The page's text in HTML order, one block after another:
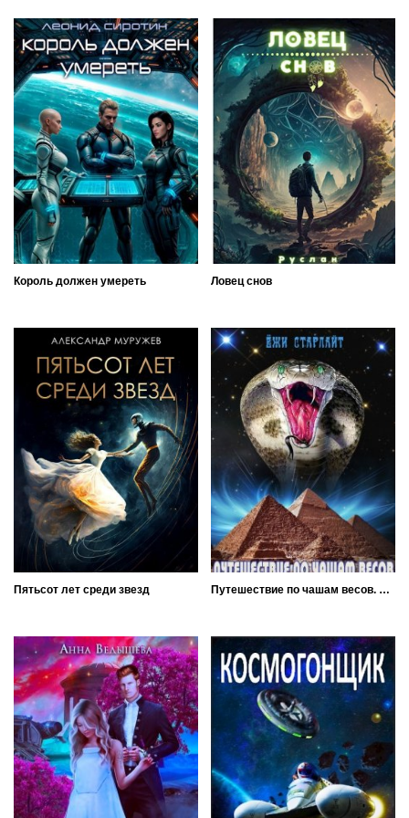
Король должен умереть Ловец снов
Пятьсот лет среди звезд Путешествие по чашам весов. Правая чаша